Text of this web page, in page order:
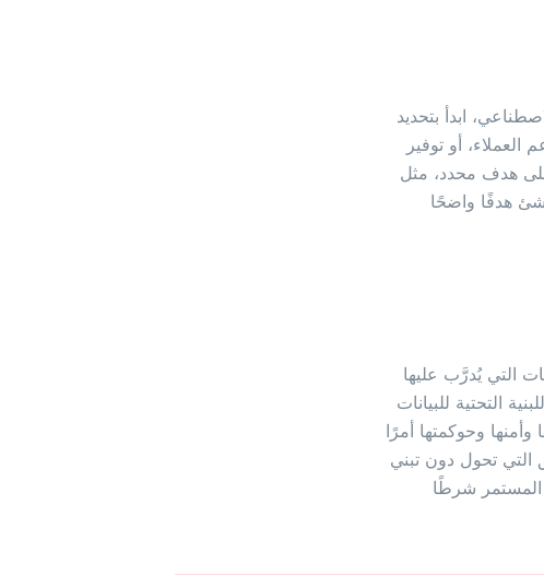
ابدأ بتحديد
أو توفير
على هدف محدد، مثل
يُنشئ هدفًا واضحًا
التي يُدرَّب عليها
التحتية للبيانات
وأمنها وحوكمتها أمرًا
التي تحول دون تبني
المستمر شرطًا